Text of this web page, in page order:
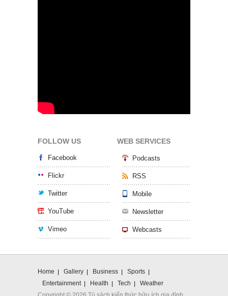
FOLLOW US
Facebook
Flickr
Twitter
YouTube
Vimeo
WEB SERVICES
Podcasts
RSS
Mobile
Newsletter
Webcasts
Home Gallery Business
Sports
Entertainment
Health Tech
Weather